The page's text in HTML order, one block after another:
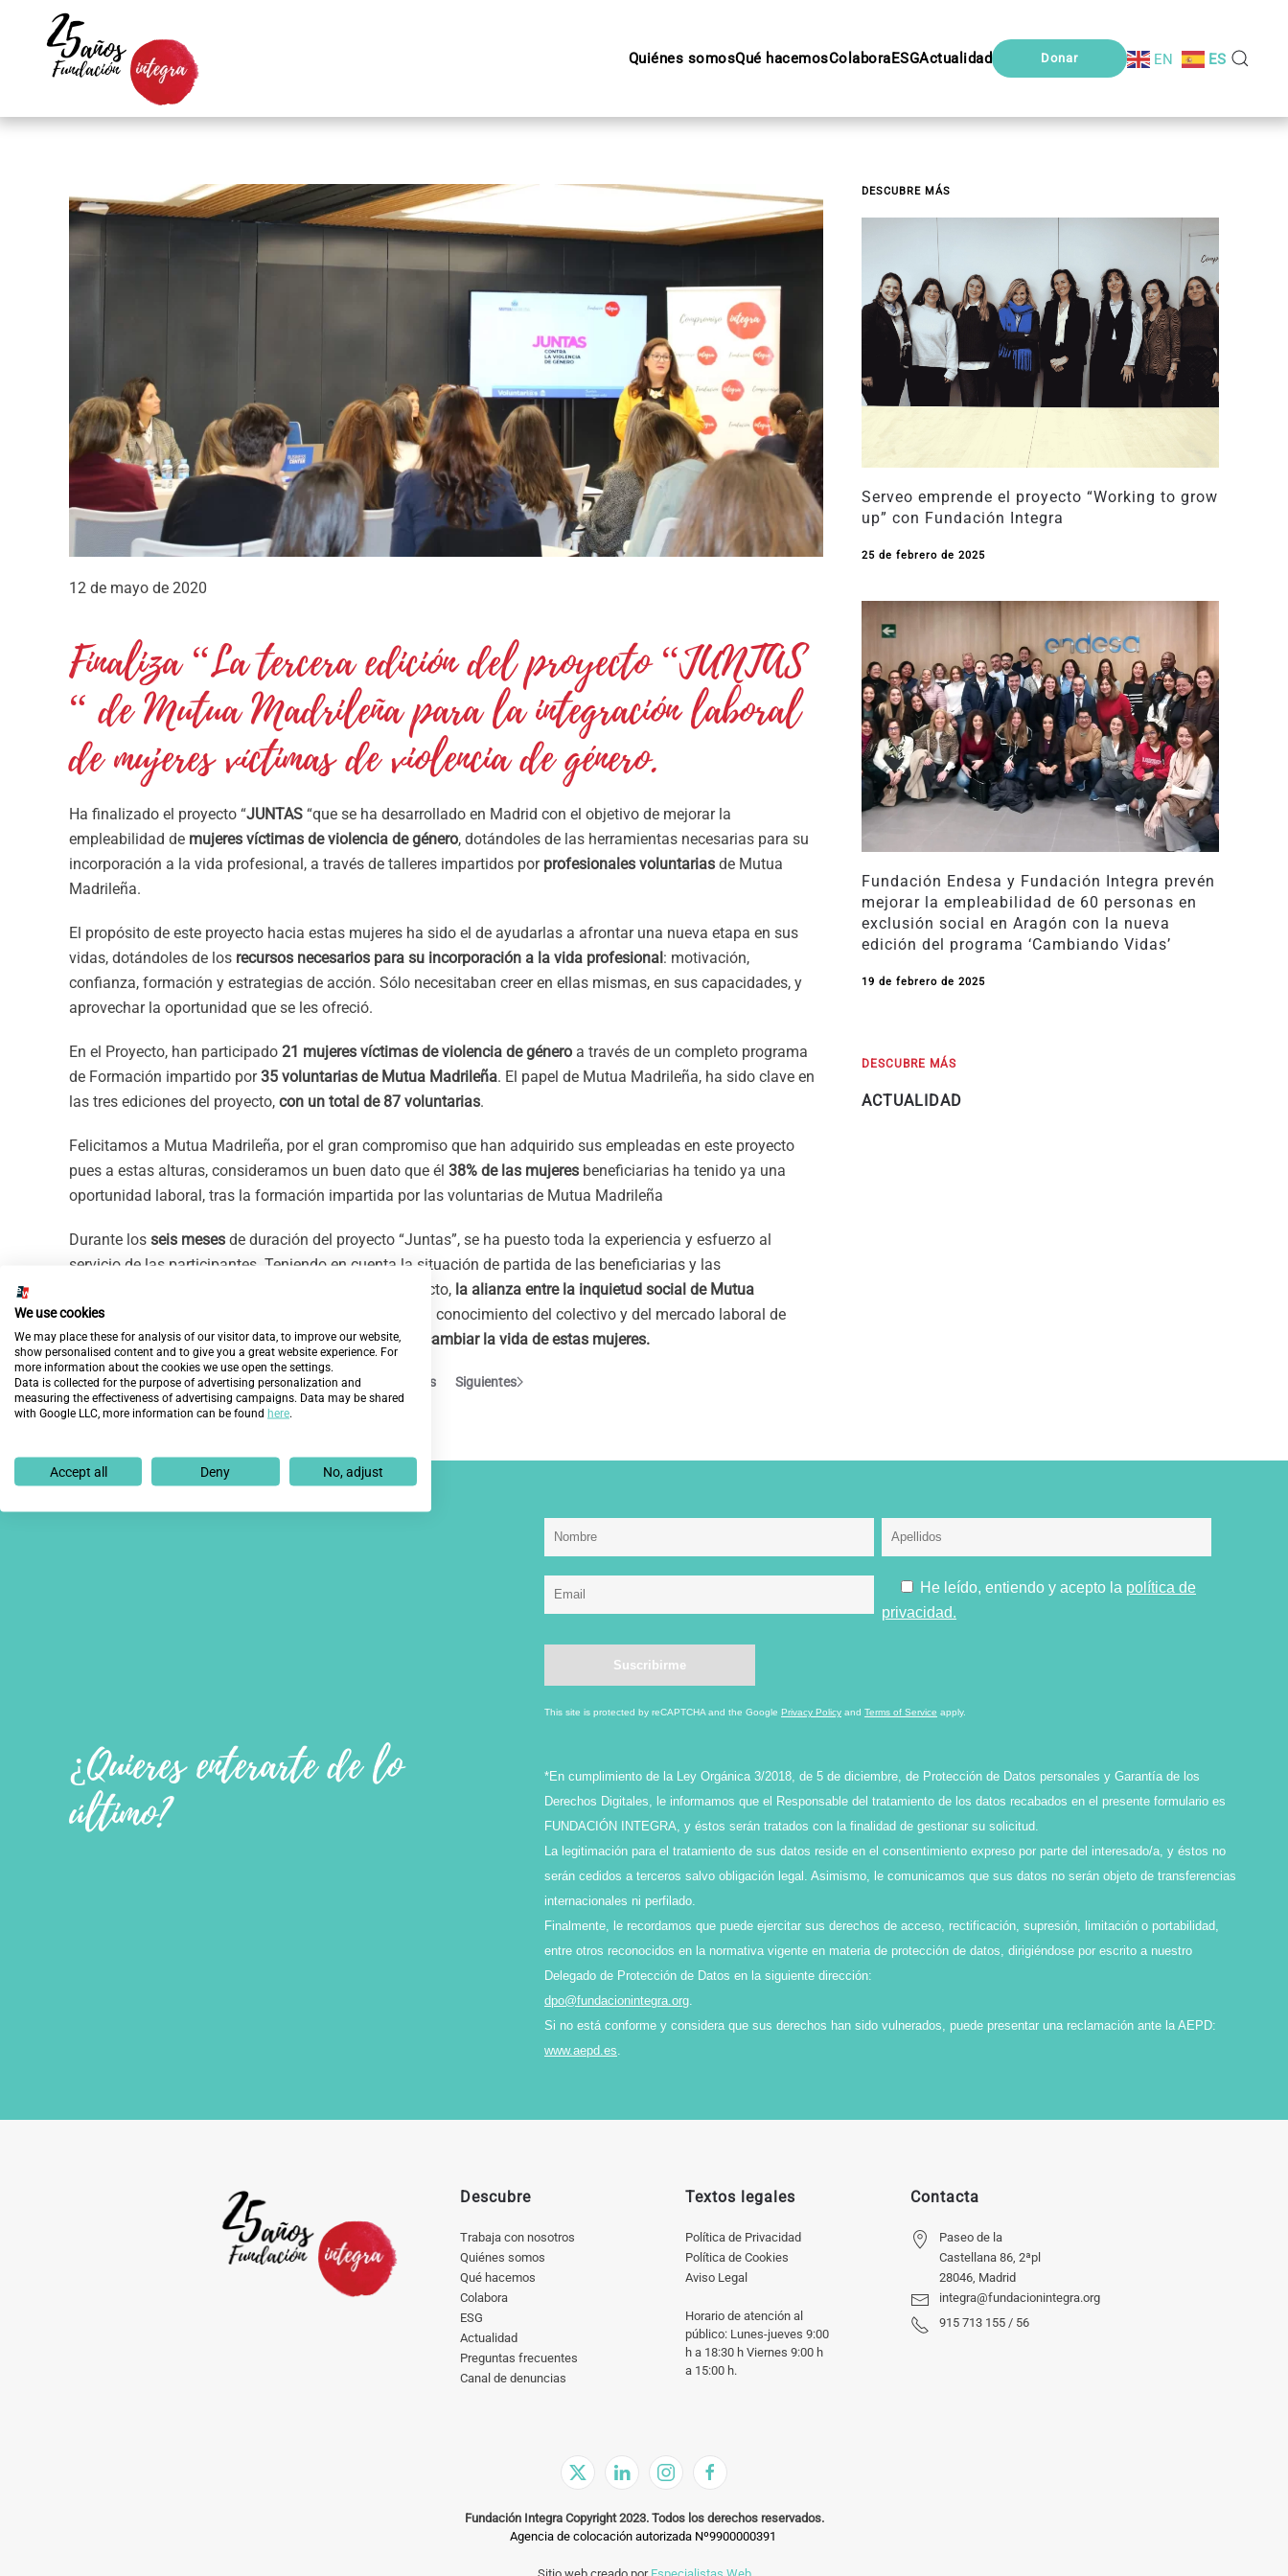
Skip to main content
Quiénes somosQué hacemosColaboraESGActualidad Donar EN ES
12 de mayo de 2020
Finaliza “La tercera edición del proyecto “JUNTAS
“ de Mutua Madrileña para la integración laboral
de mujeres víctimas de violencia de género.
Ha finalizado el proyecto “JUNTAS “que se ha desarrollado en Madrid con el objetivo de mejorar la
empleabilidad de mujeres víctimas de violencia de género, dotándoles de las herramientas necesarias para su
incorporación a la vida profesional, a través de talleres impartidos por profesionales voluntarias de Mutua
Madrileña.
El propósito de este proyecto hacia estas mujeres ha sido el de ayudarlas a afrontar una nueva etapa en sus
vidas, dotándoles de los recursos necesarios para su incorporación a la vida profesional: motivación,
confianza, formación y estrategias de acción. Sólo necesitaban creer en ellas mismas, en sus capacidades, y
aprovechar la oportunidad que se les ofreció.
En el Proyecto, han participado 21 mujeres víctimas de violencia de género a través de un completo programa
de Formación impartido por35 voluntarias de Mutua Madrileña. El papel de Mutua Madrileña, ha sido clave en
las tres ediciones del proyecto, con un total de 87 voluntarias.
Felicitamos a Mutua Madrileña, por el gran compromiso que han adquirido sus empleadas en este proyecto
pues a estas alturas, consideramos un buen dato que él 38% de las mujeres beneficiarias ha tenido ya una
oportunidad laboral, tras la formación impartida por las voluntarias de Mutua Madrileña
Durante los seis meses de duración del proyecto “Juntas”, se ha puesto toda la experiencia y esfuerzo al
servicio de las participantes. Teniendo en cuenta la situación de partida de las beneficiarias y las
verbalizaciones que se han hecho al concluir el proyecto, la alianza entre la inquietud social de Mutua
Madrileña
y la profesionalidad de sus voluntarias; y el conocimiento del colectivo y del mercado laboral de
Fundación Integra que han sido clave para ayudar a cambiar la vida de estas mujeres.
Anteriores Siguientes
DESCUBRE MÁS
Serveo emprende el proyecto “Working to grow
up” con Fundación Integra
25 de febrero de 2025
Fundación Endesa y Fundación Integra prevén
mejorar la empleabilidad de 60 personas en
exclusión social en Aragón con la nueva
edición del programa ‘Cambiando Vidas’
19 de febrero de 2025
DESCUBRE MÁS
ACTUALIDAD
¿Quieres enterarte de lo
último?
He leído, entiendo y acepto la política de
privacidad.
This site is protected by reCAPTCHA and the Google Privacy Policy and Terms of Service apply.
*En cumplimiento de la Ley Orgánica 3/2018, de 5 de diciembre, de Protección de Datos personales y Garantía de los
Derechos Digitales, le informamos que el Responsable del tratamiento de los datos recabados en el presente formulario es
FUNDACIÓN INTEGRA, y éstos serán tratados con la finalidad de gestionar su solicitud.
La legitimación para el tratamiento de sus datos reside en el consentimiento expreso por parte del interesado/a, y éstos no
serán cedidos a terceros salvo obligación legal. Asimismo, le comunicamos que sus datos no serán objeto de transferencias
internacionales ni perfilado.
Finalmente, le recordamos que puede ejercitar sus derechos de acceso, rectificación, supresión, limitación o portabilidad,
entre otros reconocidos en la normativa vigente en materia de protección de datos, dirigiéndose por escrito a nuestro
Delegado de Protección de Datos en la siguiente dirección:
dpo@fundacionintegra.org
Si no está conforme y considera que sus derechos han sido vulnerados, puede presentar una reclamación ante la AEPD:
www.aepd.es
Descubre
Trabaja con nosotros
Quiénes somos
Qué hacemos
Colabora
ESG
Actualidad
Preguntas frecuentes
Canal de denuncias
Textos legales
Política de Privacidad
Política de Cookies
Aviso Legal
Horario de atención al
público: Lunes-jueves 9:00
h a 18:30 h Viernes 9:00 h
a 15:00 h.
Contacta
Paseo de la
Castellana 86, 2ªpl
28046, Madrid
integra@fundacionintegra.org
915 713 155 / 56
Fundación Integra Copyright 2023. Todos los derechos reservados.
Agencia de colocación autorizada Nº9900000391
We use cookies
We may place these for analysis of our visitor data, to improve our website,
show personalised content and to give you a great website experience. For
more information about the cookies we use open the settings.
Data is collected for the purpose of advertising personalization and
measuring the effectiveness of advertising campaigns. Data may be shared
with Google LLC, more information can be found here.
Accept all Deny No, adjust